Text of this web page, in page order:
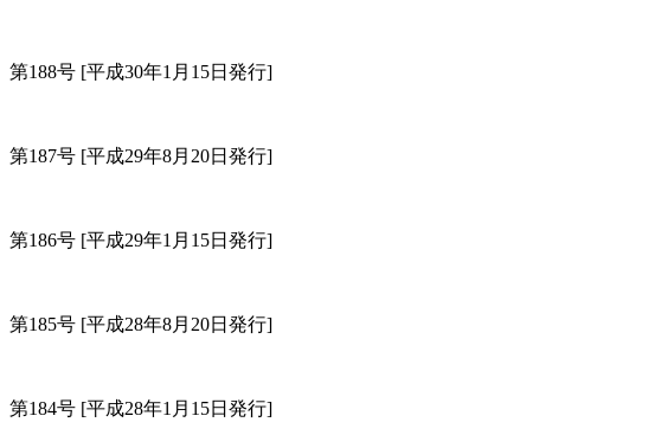
第188号 [平成30年1月15日発行]
第187号 [平成29年8月20日発行]
第186号 [平成29年1月15日発行]
第185号 [平成28年8月20日発行]
第184号 [平成28年1月15日発行]